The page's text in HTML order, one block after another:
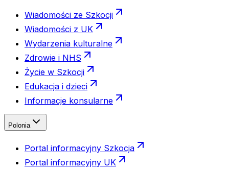
Wiadomości ze Szkocji
Wiadomości z UK
Wydarzenia kulturalne
Zdrowie i NHS
Życie w Szkocji
Edukacja i dzieci
Informacje konsularne
Polonia
Portal informacyjny Szkocja
Portal informacyjny UK